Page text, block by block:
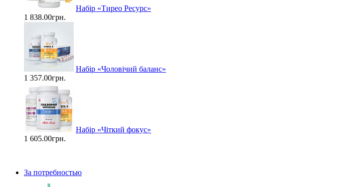
Набір «Тирео Ресурс»
1 838.00грн.
Набір «Чоловічий баланс»
1 357.00грн.
Набір «Чіткий фокус»
1 605.00грн.
За потребностью